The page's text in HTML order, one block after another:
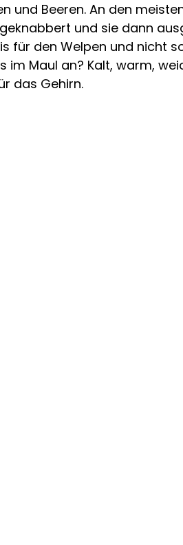
und Beeren. An den
und sie dann
für den Welpen und nicht
im Maul an? Kalt, warm,
das Gehirn.